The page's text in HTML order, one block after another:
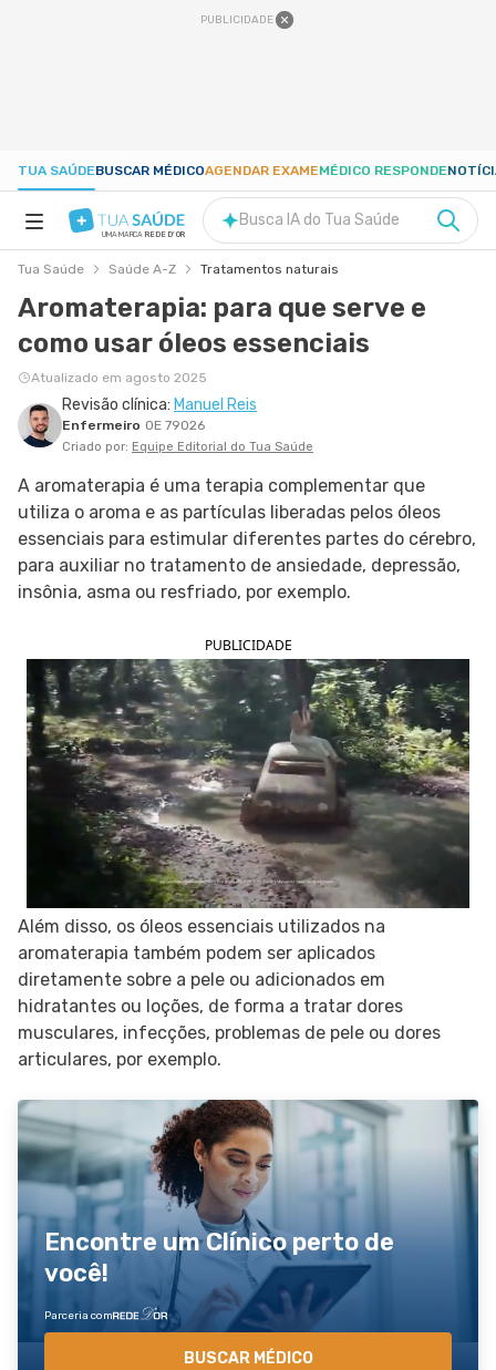
PUBLICIDADE
TUA SAÚDEBUSCAR MÉDICOAGENDAR EXAMEMÉDICO RESPONDE
NUTRIÇÃO
GRAVIDEZ
SIGA O TUA SAÚDE NAS REDES SOCIAIS
UMA MARCA REDE D'OR
Busca IA do Tua Saúde
Tua Saúde Saúde A-Z Tratamentos naturais
Aromaterapia: para que serve e
como usar óleos essenciais
Atualizado em agosto 2025
Revisão clínica: Manuel Reis
Enfermeiro OE 79026
Criado por: Equipe Editorial do Tua Saúde
A aromaterapia é uma terapia complementar que
utiliza o aroma e as partículas liberadas pelos óleos
essenciais para estimular diferentes partes do cérebro,
para auxiliar no tratamento de ansiedade, depressão,
insônia, asma ou resfriado, por exemplo.
PUBLICIDADE
Além disso, os óleos essenciais utilizados na
aromaterapia também podem ser aplicados
diretamente sobre a pele ou adicionados em
hidratantes ou loções, de forma a tratar dores
musculares, infecções, problemas de pele ou dores
articulares, por exemplo.
Encontre um Clínico perto de
você!
Parceria com
BUSCAR MÉDICO